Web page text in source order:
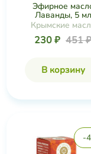
Эфирное
Лаванды, 5 мл
Крымские
230 ₽ 451 ₽
В корзину
-